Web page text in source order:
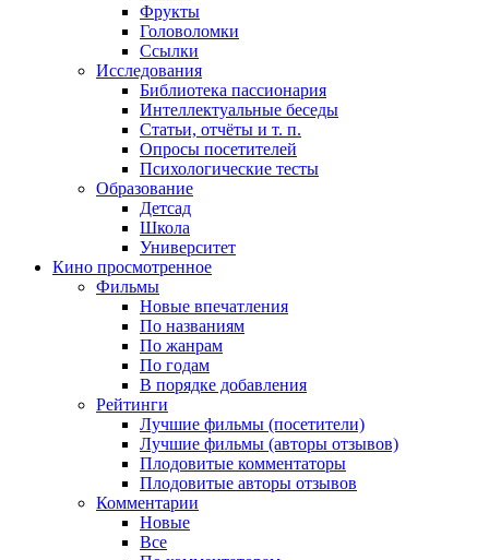
Фрукты
Головоломки
Ссылки
Исследования
Библиотека пассионария
Интеллектуальные беседы
Статьи, отчёты и т. п.
Опросы посетителей
Психологические тесты
Образование
Детсад
Школа
Университет
Кино просмотренное
Фильмы
Новые впечатления
По названиям
По жанрам
По годам
В порядке добавления
Рейтинги
Лучшие фильмы (посетители)
Лучшие фильмы (авторы отзывов)
Плодовитые комментаторы
Плодовитые авторы отзывов
Комментарии
Новые
Все